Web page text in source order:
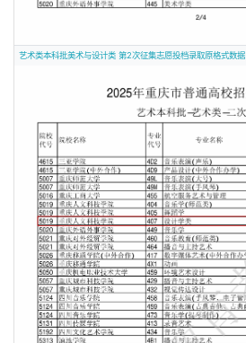
艺术类本科批美术与设计类 第2次征集志愿投档录取原格式数据